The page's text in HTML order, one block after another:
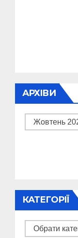
АРХІВИ
Архіви
КАТЕГОРІЇ
Категорії